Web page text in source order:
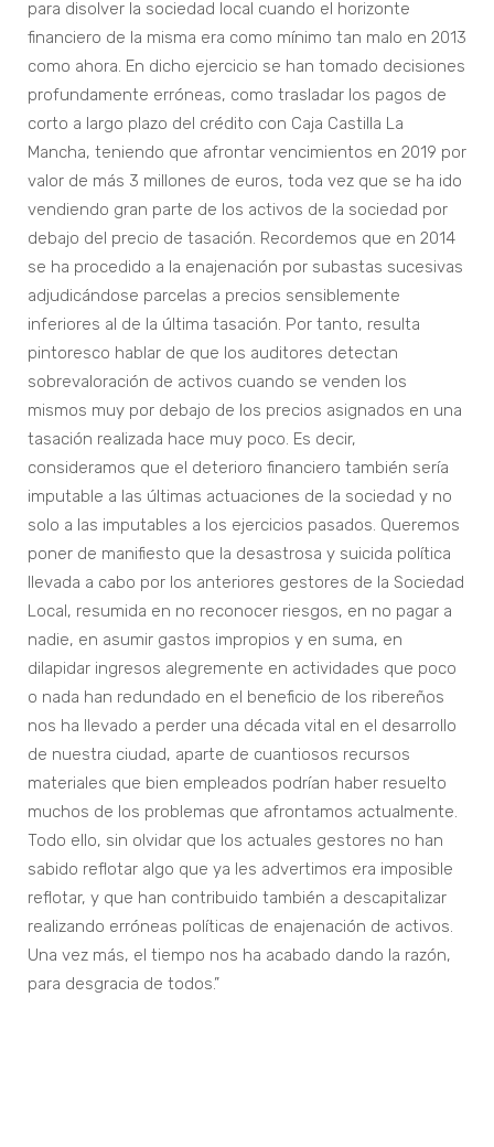
para disolver la sociedad local cuando el horizonte
financiero de la misma era como mínimo tan malo en 2013
como ahora. En dicho ejercicio se han tomado decisiones
profundamente erróneas, como trasladar los pagos de
corto a largo plazo del crédito con Caja Castilla La
Mancha, teniendo que afrontar vencimientos en 2019 por
valor de más 3 millones de euros, toda vez que se ha ido
vendiendo gran parte de los activos de la sociedad por
debajo del precio de tasación. Recordemos que en 2014
se ha procedido a la enajenación por subastas sucesivas
adjudicándose parcelas a precios sensiblemente
inferiores al de la última tasación. Por tanto, resulta
pintoresco hablar de que los auditores detectan
sobrevaloración de activos cuando se venden los
mismos muy por debajo de los precios asignados en una
tasación realizada hace muy poco. Es decir,
consideramos que el deterioro financiero también sería
imputable a las últimas actuaciones de la sociedad y no
solo a las imputables a los ejercicios pasados. Queremos
poner de manifiesto que la desastrosa y suicida política
llevada a cabo por los anteriores gestores de la Sociedad
Local, resumida en no reconocer riesgos, en no pagar a
nadie, en asumir gastos impropios y en suma, en
dilapidar ingresos alegremente en actividades que poco
o nada han redundado en el beneficio de los ribereños
nos ha llevado a perder una década vital en el desarrollo
de nuestra ciudad, aparte de cuantiosos recursos
materiales que bien empleados podrían haber resuelto
muchos de los problemas que afrontamos actualmente.
Todo ello, sin olvidar que los actuales gestores no han
sabido reflotar algo que ya les advertimos era imposible
reflotar, y que han contribuido también a descapitalizar
realizando erróneas políticas de enajenación de activos.
Una vez más, el tiempo nos ha acabado dando la razón,
para desgracia de todos.”